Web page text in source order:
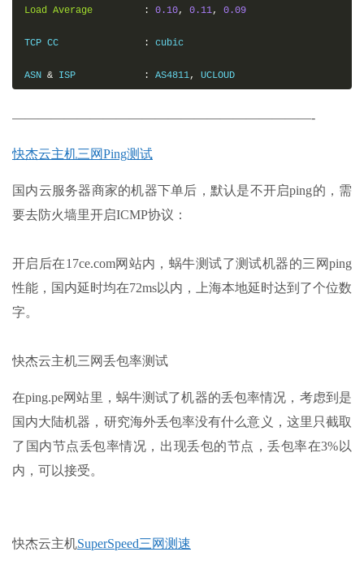
Load Average : 0.10, 0.11, 0.09
TCP CC : cubic
ASN & ISP : AS4811, UCLOUD
I/O Speed ( 1.0GB ) : 78.1 MB /s
———————————————————————-
快杰云主机三网Ping测试
国内云服务器商家的机器下单后，默认是不开启ping的，需
要去防火墙里开启ICMP协议：
开启后在17ce.com网站内，蜗牛测试了测试机器的三网ping
性能，国内延时均在72ms以内，上海本地延时达到了个位数
字。
快杰云主机三网丢包率测试
在ping.pe网站里，蜗牛测试了机器的丢包率情况，考虑到是
国内大陆机器，研究海外丢包率没有什么意义，这里只截取
了国内节点丢包率情况，出现丢包的节点，丢包率在3%以
内，可以接受。
快杰云主机SuperSpeed三网测速